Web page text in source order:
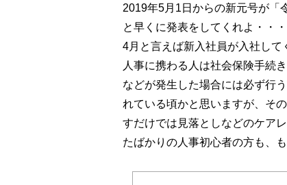
2019年5月1日からの新元号が「
と早くに発表をしてくれよ・・
4月と言えば新入社員が入社し
人事に携わる人は社会保険手続
などが発生した場合には必ず行
れている頃かと思いますが、そ
すだけでは見落としなどのケア
たばかりの人事初心者の方も、